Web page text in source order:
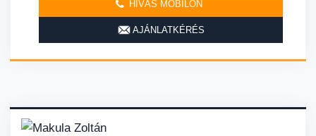
HÍVÁS MOBILON
AJÁNLATKÉRÉS